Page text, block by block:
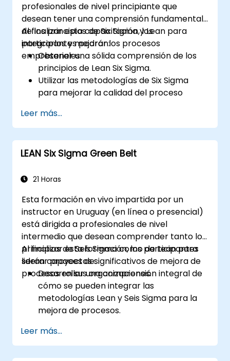
profesionales de nivel principiante que
desean tener una comprensión fundamental
de los principios de Six Sigma y Lean para
integrarlos y mejorar los procesos
empresariales.
Al finalizar esta capacitación, los
participantes podrán:
Obtener una sólida comprensión de los
principios de Lean Six Sigma.
Utilizar las metodologías de Six Sigma
para mejorar la calidad del proceso
minimizando la variabilidad.
Integrar las metodologías Lean y Six
Sigma para lograr mejoras más eficientes
y efectivas en los procesos.
de Lean Six Sigma que los Beltas Amarillos
de procesos, como 5S, Kaizen y mapeo de
procesos.
Leer más...
LEAN Six Sigma Green Belt
21 Horas
Esta formación en vivo impartida por un
instructor en Uruguay (en línea o presencial)
está dirigida a profesionales de nivel
intermedio que desean comprender tanto los
principios de Seis Sigma como de Lean para
liderar proyectos significativos de mejora de
procesos en sus organizaciones.
Al finalizar esta formación, los participantes
serán capaces de:
Desarrollar una comprensión integral de
cómo se pueden integrar las
metodologías Lean y Seis Sigma para la
mejora de procesos.
habilidades de aplicación en las fases
Definir, Medir, Analizar, Mejorar y
Leer más...